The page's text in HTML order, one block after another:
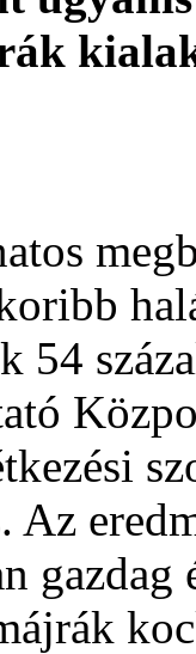
54
Az
gazdag